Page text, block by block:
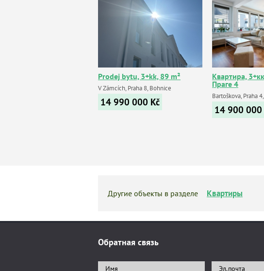
Prodej bytu, 3+kk, 89 m²
V Zámcích, Praha 8, Bohnice
14 990 000 Kč
Квартира,
Праге 4
Bartoškova, Praha
14 900 000
Другие объекты в разделе Квартиры
Обратная связь